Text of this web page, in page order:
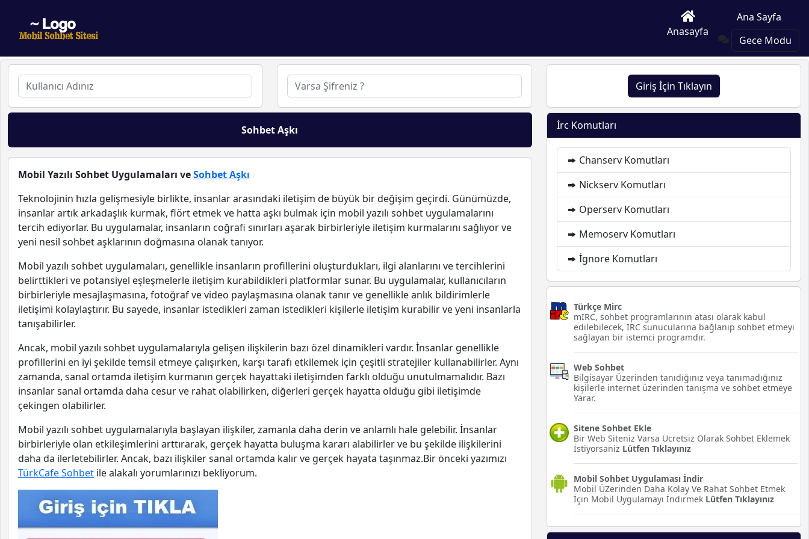
Anasayfa
Ana Sayfa
Gece Modu
Giriş İçin Tıklayın
Sohbet Aşkı
Mobil Yazılı Sohbet Uygulamaları veSohbet Aşkı
Teknolojinin hızla gelişmesiyle birlikte, insanlar arasındaki iletişim de büyük bir değişim geçirdi. Günümüzde,
insanlar artık arkadaşlık kurmak, flört etmek ve hatta aşkı bulmak için mobil yazılı sohbet uygulamalarını
tercih ediyorlar. Bu uygulamalar, insanların coğrafi sınırları aşarak birbirleriyle iletişim kurmalarını sağlıyor ve
yeni nesil sohbet aşklarının doğmasına olanak tanıyor.
Mobil yazılı sohbet uygulamaları, genellikle insanların profillerini oluşturdukları, ilgi alanlarını ve tercihlerini
belirttikleri ve potansiyel eşleşmelerle iletişim kurabildikleri platformlar sunar. Bu uygulamalar, kullanıcıların
birbirleriyle mesajlaşmasına, fotoğraf ve video paylaşmasına olanak tanır ve genellikle anlık bildirimlerle
iletişimi kolaylaştırır. Bu sayede, insanlar istedikleri zaman istedikleri kişilerle iletişim kurabilir ve yeni insanlarla
tanışabilirler.
Ancak, mobil yazılı sohbet uygulamalarıyla gelişen ilişkilerin bazı özel dinamikleri vardır. İnsanlar genellikle
profillerini en iyi şekilde temsil etmeye çalışırken, karşı tarafı etkilemek için çeşitli stratejiler kullanabilirler. Aynı
zamanda, sanal ortamda iletişim kurmanın gerçek hayattaki iletişimden farklı olduğu unutulmamalıdır. Bazı
insanlar sanal ortamda daha cesur ve rahat olabilirken, diğerleri gerçek hayatta olduğu gibi iletişimde
çekingen olabilirler.
Mobil yazılı sohbet uygulamalarıyla başlayan ilişkiler, zamanla daha derin ve anlamlı hale gelebilir. İnsanlar
birbirleriyle olan etkileşimlerini arttırarak, gerçek hayatta buluşma kararı alabilirler ve bu şekilde ilişkilerini
daha da ilerletebilirler. Ancak, bazı ilişkiler sanal ortamda kalır ve gerçek hayata taşınmaz.Bir önceki yazımızı
TürkCafe Sohbet ile alakalı yorumlarınızı bekliyorum.
İrc Komutları
Chanserv Komutları
Nickserv Komutları
Operserv Komutları
Memoserv Komutları
İgnore Komutları
Türkçe Mirc
mIRC, sohbet programlarının atası olarak kabul
edilebilecek, IRC sunucularına bağlanıp sohbet etmeyi
sağlayan bir istemci programdır.
Web Sohbet
Bilgisayar Üzerinden tanıdığınız veya tanımadığınız
kişilerle internet üzerinden tanışma ve sohbet etmeye
Yarar.
Sitene Sohbet Ekle
Bir Web Siteniz Varsa Ücretsiz Olarak Sohbet Eklemek
İstiyorsaniz Lütfen Tıklayınız
Mobil Sohbet Uygulaması İndir
Mobil ÜZerinden Daha Kolay Ve Rahat Sohbet Etmek
İçin Mobil Uygulamayı İndirmek Lütfen Tıklayınız